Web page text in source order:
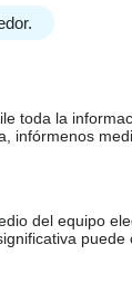
toda la
infórmenos
del equipo